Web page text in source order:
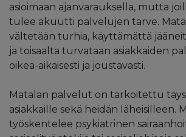
asioimaan ajanvarauksella, mutta
tulee akuutti palvelujen tarve.
vältetään turhia, käyttämättä
ja toisaalta turvataan asiakkaiden
oikea-aikaisesti ja joustavasti.
Matalan palvelut on tarkoitettu
asiakkaille sekä heidän läheisilleen.
työskentelee psykiatrinen